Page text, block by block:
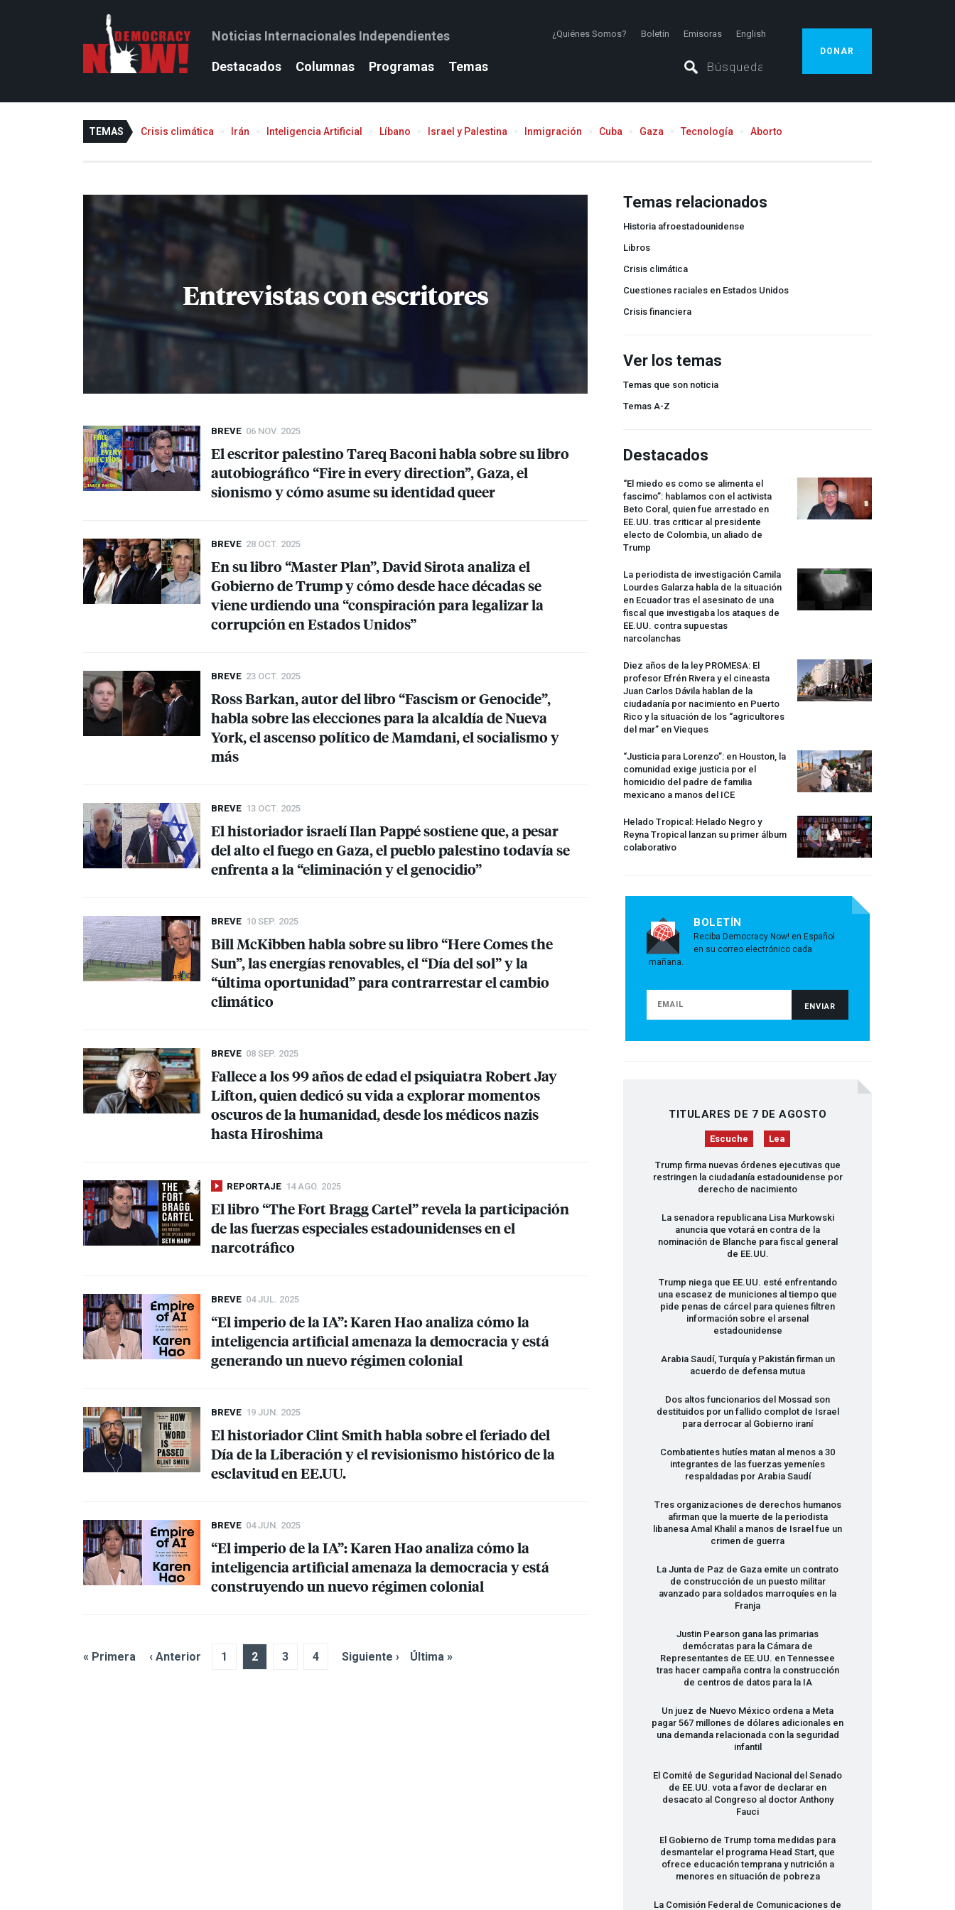
Noticias Internacionales Independientes ¿Quiénes Somos? Boletín Emisoras English
Destacados Columnas Programas Temas
DONAR
TEMAS Crisis climática Irán Inteligencia Artificial Líbano Israel y Palestina Inmigración Cuba Gaza Tecnología Aborto
Entrevistas con escritores
BREVE 06 NOV. 2025
El escritor palestino Tareq Baconi habla sobre su libro
autobiográfico “Fire in every direction”, Gaza, el
sionismo y cómo asume su identidad queer
BREVE 28 OCT. 2025
En su libro “Master Plan”, David Sirota analiza el
Gobierno de Trump y cómo desde hace décadas se
viene urdiendo una “conspiración para legalizar la
corrupción en Estados Unidos”
BREVE 23 OCT. 2025
Ross Barkan, autor del libro “Fascism or Genocide”,
habla sobre las elecciones para la alcaldía de Nueva
York, el ascenso político de Mamdani, el socialismo y
más
BREVE 13 OCT. 2025
El historiador israelí Ilan Pappé sostiene que, a pesar
del alto el fuego en Gaza, el pueblo palestino todavía se
enfrenta a la “eliminación y el genocidio”
BREVE 10 SEP. 2025
Bill McKibben habla sobre su libro “Here Comes the
Sun”, las energías renovables, el “Día del sol” y la
“última oportunidad” para contrarrestar el cambio
climático
BREVE 08 SEP. 2025
Fallece a los 99 años de edad el psiquiatra Robert Jay
Lifton, quien dedicó su vida a explorar momentos
oscuros de la humanidad, desde los médicos nazis
hasta Hiroshima
REPORTAJE 14 AGO. 2025
El libro “The Fort Bragg Cartel” revela la participación
de las fuerzas especiales estadounidenses en el
narcotráfico
BREVE 04 JUL. 2025
“El imperio de la IA”: Karen Hao analiza cómo la
inteligencia artificial amenaza la democracia y está
generando un nuevo régimen colonial
BREVE 19 JUN. 2025
El historiador Clint Smith habla sobre el feriado del
Día de la Liberación y el revisionismo histórico de la
esclavitud en EE.UU.
BREVE 04 JUN. 2025
“El imperio de la IA”: Karen Hao analiza cómo la
inteligencia artificial amenaza la democracia y está
construyendo un nuevo régimen colonial
« Primera ‹ Anterior 1 2 3 4 Siguiente › Última »
Temas relacionados
Historia afroestadounidense
Libros
Crisis climática
Cuestiones raciales en Estados Unidos
Crisis financiera
Ver los temas
Temas que son noticia
Temas A-Z
Destacados
“El miedo es como se alimenta el
fascimo”: hablamos con el activista
Beto Coral, quien fue arrestado en
EE.UU. tras criticar al presidente
electo de Colombia, un aliado de
Trump
La periodista de investigación Camila
Lourdes Galarza habla de la situación
en Ecuador tras el asesinato de una
fiscal que investigaba los ataques de
EE.UU. contra supuestas
narcolanchas
Diez años de la ley PROMESA: El
profesor Efrén Rivera y el cineasta
Juan Carlos Dávila hablan de la
ciudadanía por nacimiento en Puerto
Rico y la situación de los “agricultores
del mar” en Vieques
“Justicia para Lorenzo”: en Houston, la
comunidad exige justicia por el
homicidio del padre de familia
mexicano a manos del ICE
Helado Tropical: Helado Negro y
Reyna Tropical lanzan su primer álbum
colaborativo
BOLETÍN
Reciba Democracy Now! en Español
en su correo electrónico cada
mañana.
TITULARES DE 7 DE AGOSTO
Escuche Lea
Trump firma nuevas órdenes ejecutivas que
restringen la ciudadanía estadounidense por
derecho de nacimiento
La senadora republicana Lisa Murkowski
anuncia que votará en contra de la
nominación de Blanche para fiscal general
de EE.UU.
Trump niega que EE.UU. esté enfrentando
una escasez de municiones al tiempo que
pide penas de cárcel para quienes filtren
información sobre el arsenal
estadounidense
Arabia Saudí, Turquía y Pakistán firman un
acuerdo de defensa mutua
Dos altos funcionarios del Mossad son
destituidos por un fallido complot de Israel
para derrocar al Gobierno iraní
Combatientes hutíes matan al menos a 30
integrantes de las fuerzas yemeníes
respaldadas por Arabia Saudí
Tres organizaciones de derechos humanos
afirman que la muerte de la periodista
libanesa Amal Khalil a manos de Israel fue un
crimen de guerra
La Junta de Paz de Gaza emite un contrato
de construcción de un puesto militar
avanzado para soldados marroquíes en la
Franja
Justin Pearson gana las primarias
demócratas para la Cámara de
Representantes de EE.UU. en Tennessee
tras hacer campaña contra la construcción
de centros de datos para la IA
Un juez de Nuevo México ordena a Meta
pagar 567 millones de dólares adicionales en
una demanda relacionada con la seguridad
infantil
El Comité de Seguridad Nacional del Senado
de EE.UU. vota a favor de declarar en
desacato al Congreso al doctor Anthony
Fauci
El Gobierno de Trump toma medidas para
desmantelar el programa Head Start, que
ofrece educación temprana y nutrición a
menores en situación de pobreza
La Comisión Federal de Comunicaciones de